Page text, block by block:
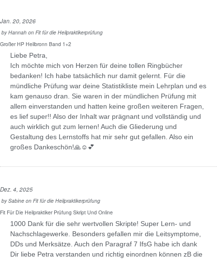
Jan. 20, 2026
byHannah on Fit für die Heilpraktikerprüfung
Großer HP Heilbronn Band 1+2
Liebe Petra,
Ich möchte mich von Herzen für deine tollen Ringbücher
bedanken! Ich habe tatsächlich nur damit gelernt. Für die
mündliche Prüfung war deine Statistikliste mein Lehrplan und es
kam genauso dran. Sie waren in der mündlichen Prüfung mit
allem einverstanden und hatten keine großen weiteren Fragen,
es lief super!! Also der Inhalt war prägnant und vollständig und
auch wirklich gut zum lernen! Auch die Gliederung und
Gestaltung des Lernstoffs hat mir sehr gut gefallen. Also ein
großes Dankeschön!🙏☺️💕
Dez. 4, 2025
bySabine on Fit für die Heilpraktikerprüfung
Fit Für Die Heilpraktiker Prüfung Skript Und Online
1000 Dank für die sehr wertvollen Skripte! Super Lern- und
Nachschlagewerke. Besonders gefallen mir die Leitsymptome,
DDs und Merksätze. Auch den Paragraf 7 IfsG habe ich dank
Dir liebe Petra verstanden und richtig einordnen können zB die